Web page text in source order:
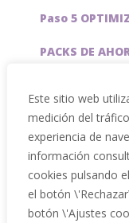
Este sitio web
medición del
experiencia de
información
cookies pulsando
el botón
botón \'Ajustes
Paso 5
PACKS DE
Servicios